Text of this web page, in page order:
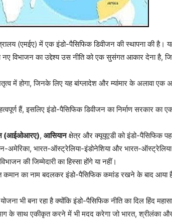
(एमईए) में एक इंडो-पैसिफिक डिवीजन की स्थापना की है।
विभाजन का उद्देश्य उस नीति को एक सुसंगत आकार देना है,
में होगा, जिनके लिए यह बांग्लादेश और म्यांमार के अलावा एक
हैं, इसलिए इंडो-पैसिफिक डिवीजन का निर्माण सरकार का
(आईओआरए), आसियानक्षेत्र और क्यूयूएडी को इंडो-पैसिफिक
अमेरिका, भारत-ऑस्ट्रेलिया-इंडोनेशिया और भारत-
की जिम्मेदारी का हिस्सा होंगे या नहीं।
कमान का नाम बदलकर इंडो-पैसिफिक कमांड रखने के बाद आया
बना रहा है क्योंकि इंडो-पैसिफिक नीति का दिल हिंद
भाग के साथ एकीकृत करने में भी मदद करेगा जो भारत, श्रीलंका